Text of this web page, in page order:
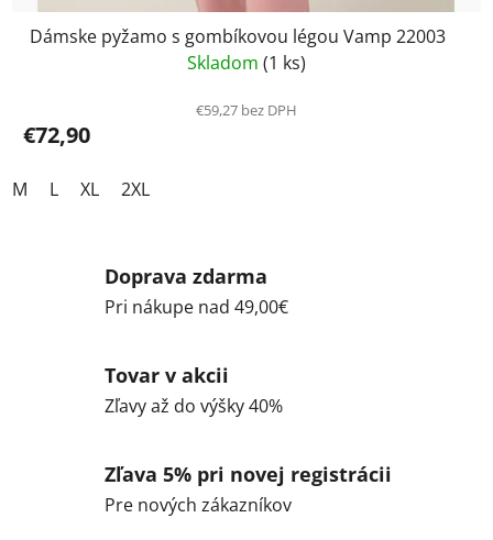
Dámske pyžamo s gombíkovou légou Vamp 22003
Skladom (1 ks)
€59,27 bez DPH
€72,90
M L XL 2XL
Doprava zdarma
Pri nákupe nad 49,00€
Tovar v akcii
Zľavy až do výšky 40%
Zľava 5% pri novej registrácii
Pre nových zákazníkov